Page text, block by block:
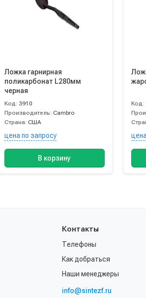
Ложка гарнирная
поликарбонат L280мм
черная
Код: 3910
Производитель: Cambro
Страна: США
цена по запросу
В корзину
Код:
Контакты
Телефоны
Как добраться
Наши менеджеры
info@sintezf.ru